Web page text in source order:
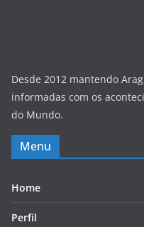
Desde 2012 mantendo
informadas com os
do Mundo.
Menu
Home
Perfil